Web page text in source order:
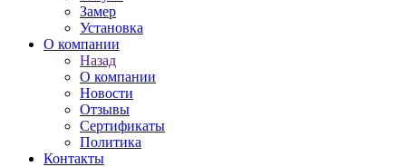
Замер
Установка
О компании
Назад
О компании
Новости
Отзывы
Сертификаты
Политика
Контакты